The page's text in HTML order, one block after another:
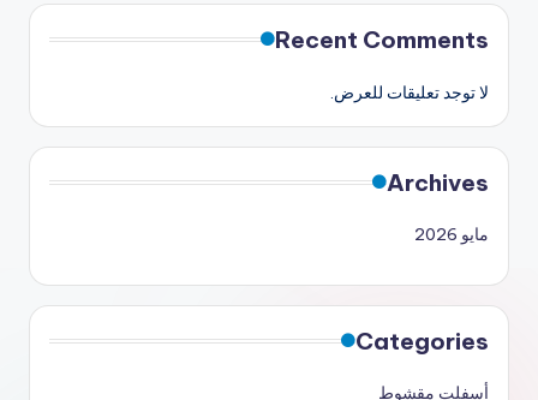
Recent Comments
لا توجد تعليقات للعرض.
Archives
مايو 2026
Categories
أسفلت مقشوط